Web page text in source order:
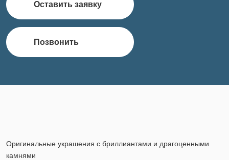
Оставить заявку
Позвонить
Оригинальные украшения с бриллиантами и драгоценными
камнями